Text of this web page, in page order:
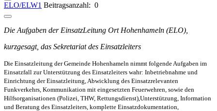
ELO/ELW1 Beitragsanzahl: 0
Die Aufgaben der EinsatzLeitung Ort Hohenhameln (ELO),
kurzgesagt, das Sekretariat des Einsatzleiters
Die Einsatzleitung der Gemeinde Hohenhameln nimmt folgende Aufgaben im
Einsatzfall zur Unterstützung des Einsatzleiters wahr: Inbetriebnahme und
Einrichtung der Einsatzleitung, Abwicklung des Einsatzrelevanten
Funkverkehrs, Kommunikation mit eingesetzten Feuerwehren, sowie den
Hilfsorganisationen (Polizei, THW, Rettungsdienst),Unterstützung, Information
und Beratung des Einsatzleiters, komplette Einsatzdokumentation,